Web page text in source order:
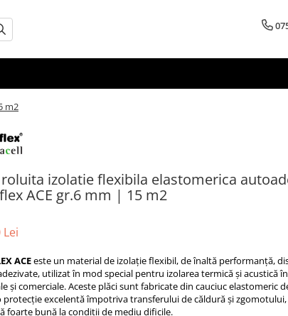
m2
roluita izolatie flexibila elastomerica
ACE gr.6 mm | 15 m2
Lei
ACEeste un material de izolație flexibil, de înaltă performanță,
utilizat în mod special pentru izolarea termică și acustică
și comerciale. Aceste plăci sunt fabricate din cauciuc elastomeric
protecție excelentă împotriva transferului de căldură și zgomotului,
foarte bună la condiții de mediu dificile.